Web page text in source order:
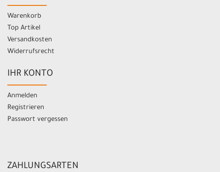
Warenkorb
Top Artikel
Versandkosten
Widerrufsrecht
IHR KONTO
Anmelden
Registrieren
Passwort vergessen
ZAHLUNGSARTEN